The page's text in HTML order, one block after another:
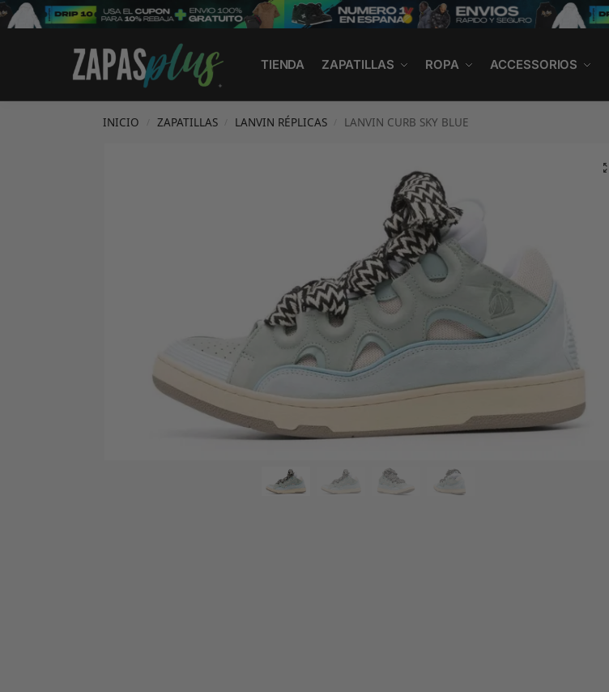
TIENDA ZAPATILLAS ROPA ACCESSORIOS
Search
INICIO ZAPATILLAS LANVIN RÉPLICAS LANVIN CURB SKY BLUE